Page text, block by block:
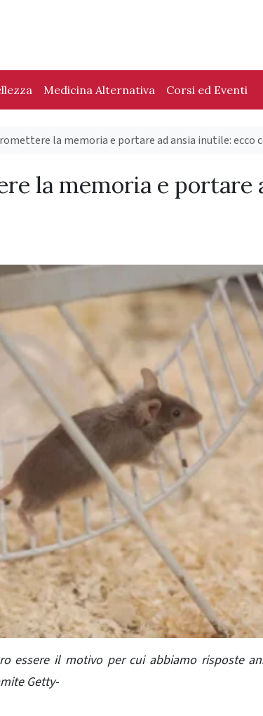
Medicina Alternativa Corsi ed Eventi
la memoria e portare ad ansia inutile: ecco
la memoria e portare
essere il motivo per cui abbiamo risposte
Getty-